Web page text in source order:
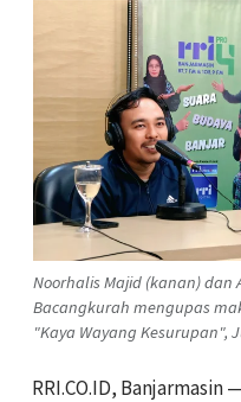
Noorhalis Majid (kanan) dan
Bacangkurah mengupas
"Kaya Wayang Kesurupan",
RRI.CO.ID, Banjarmasin